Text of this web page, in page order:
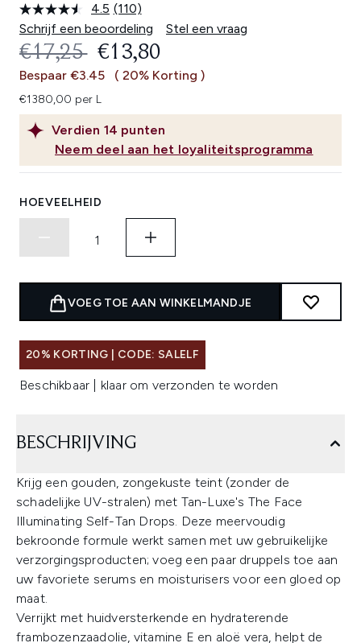
4.5 Lees
110
beoordelingen.
Dezelfde
paginalink.
(110)
Schrijf een beoordeling
Stel een vraag
Verdien 14 punten
Neem deel aan het loyaliteitsprogramma
RECOMMENDED RETAIL PRICE:
€17,25 HUIDIGE PRIJS:
€13,80
Bespaar €3.45 ( 20% Korting )
€1380,00 per L
HOEVEELHEID
VOEG TOE AAN WINKELMANDJE
20% KORTING | CODE: SALELF
Beschikbaar | klaar om verzonden te worden
BESCHRIJVING
Krijg een gouden, zongekuste teint (zonder de
schadelijke UV-stralen) met Tan-Luxe's The Face
Illuminating Self-Tan Drops. Deze meervoudig
bekroonde formule werkt samen met uw gebruikelijke
verzorgingsproducten; voeg een paar druppels toe aan
uw favoriete serums en moisturisers voor een gloed op
maat.
Verrijkt met huidversterkende en hydraterende
frambozenzaadolie, vitamine E en aloë vera, helpt de